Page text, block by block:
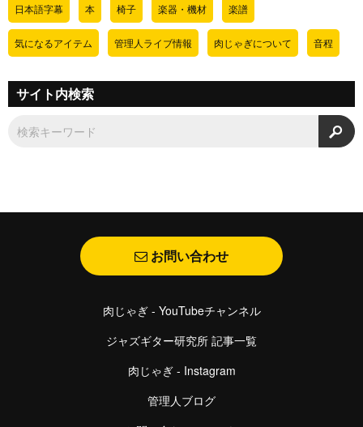
日本語字幕 本 椅子 楽器・機材 楽譜
気になるアイテム 管理人ライブ情報 肉じゃぎについて 音程
サイト内検索
検
お問い合わせ
肉じゃぎ - YouTubeチャンネル
ジャズギター研究所 記事一覧
肉じゃぎ - Instagram
管理人ブログ